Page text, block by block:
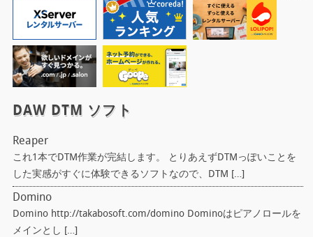
DAW DTM ソフト
Reaper
これ1本でDTM作業が完結します。 とりあえずDTMっぽいことを
した実感がすぐに体験できるソフトなので、DTM […]
Domino
Domino http://takabosoft.com/domino Dominoはピアノロールを
メインとし […]